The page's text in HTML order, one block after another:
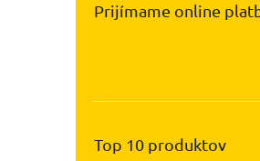
Prijímame online
Top 10 produktov